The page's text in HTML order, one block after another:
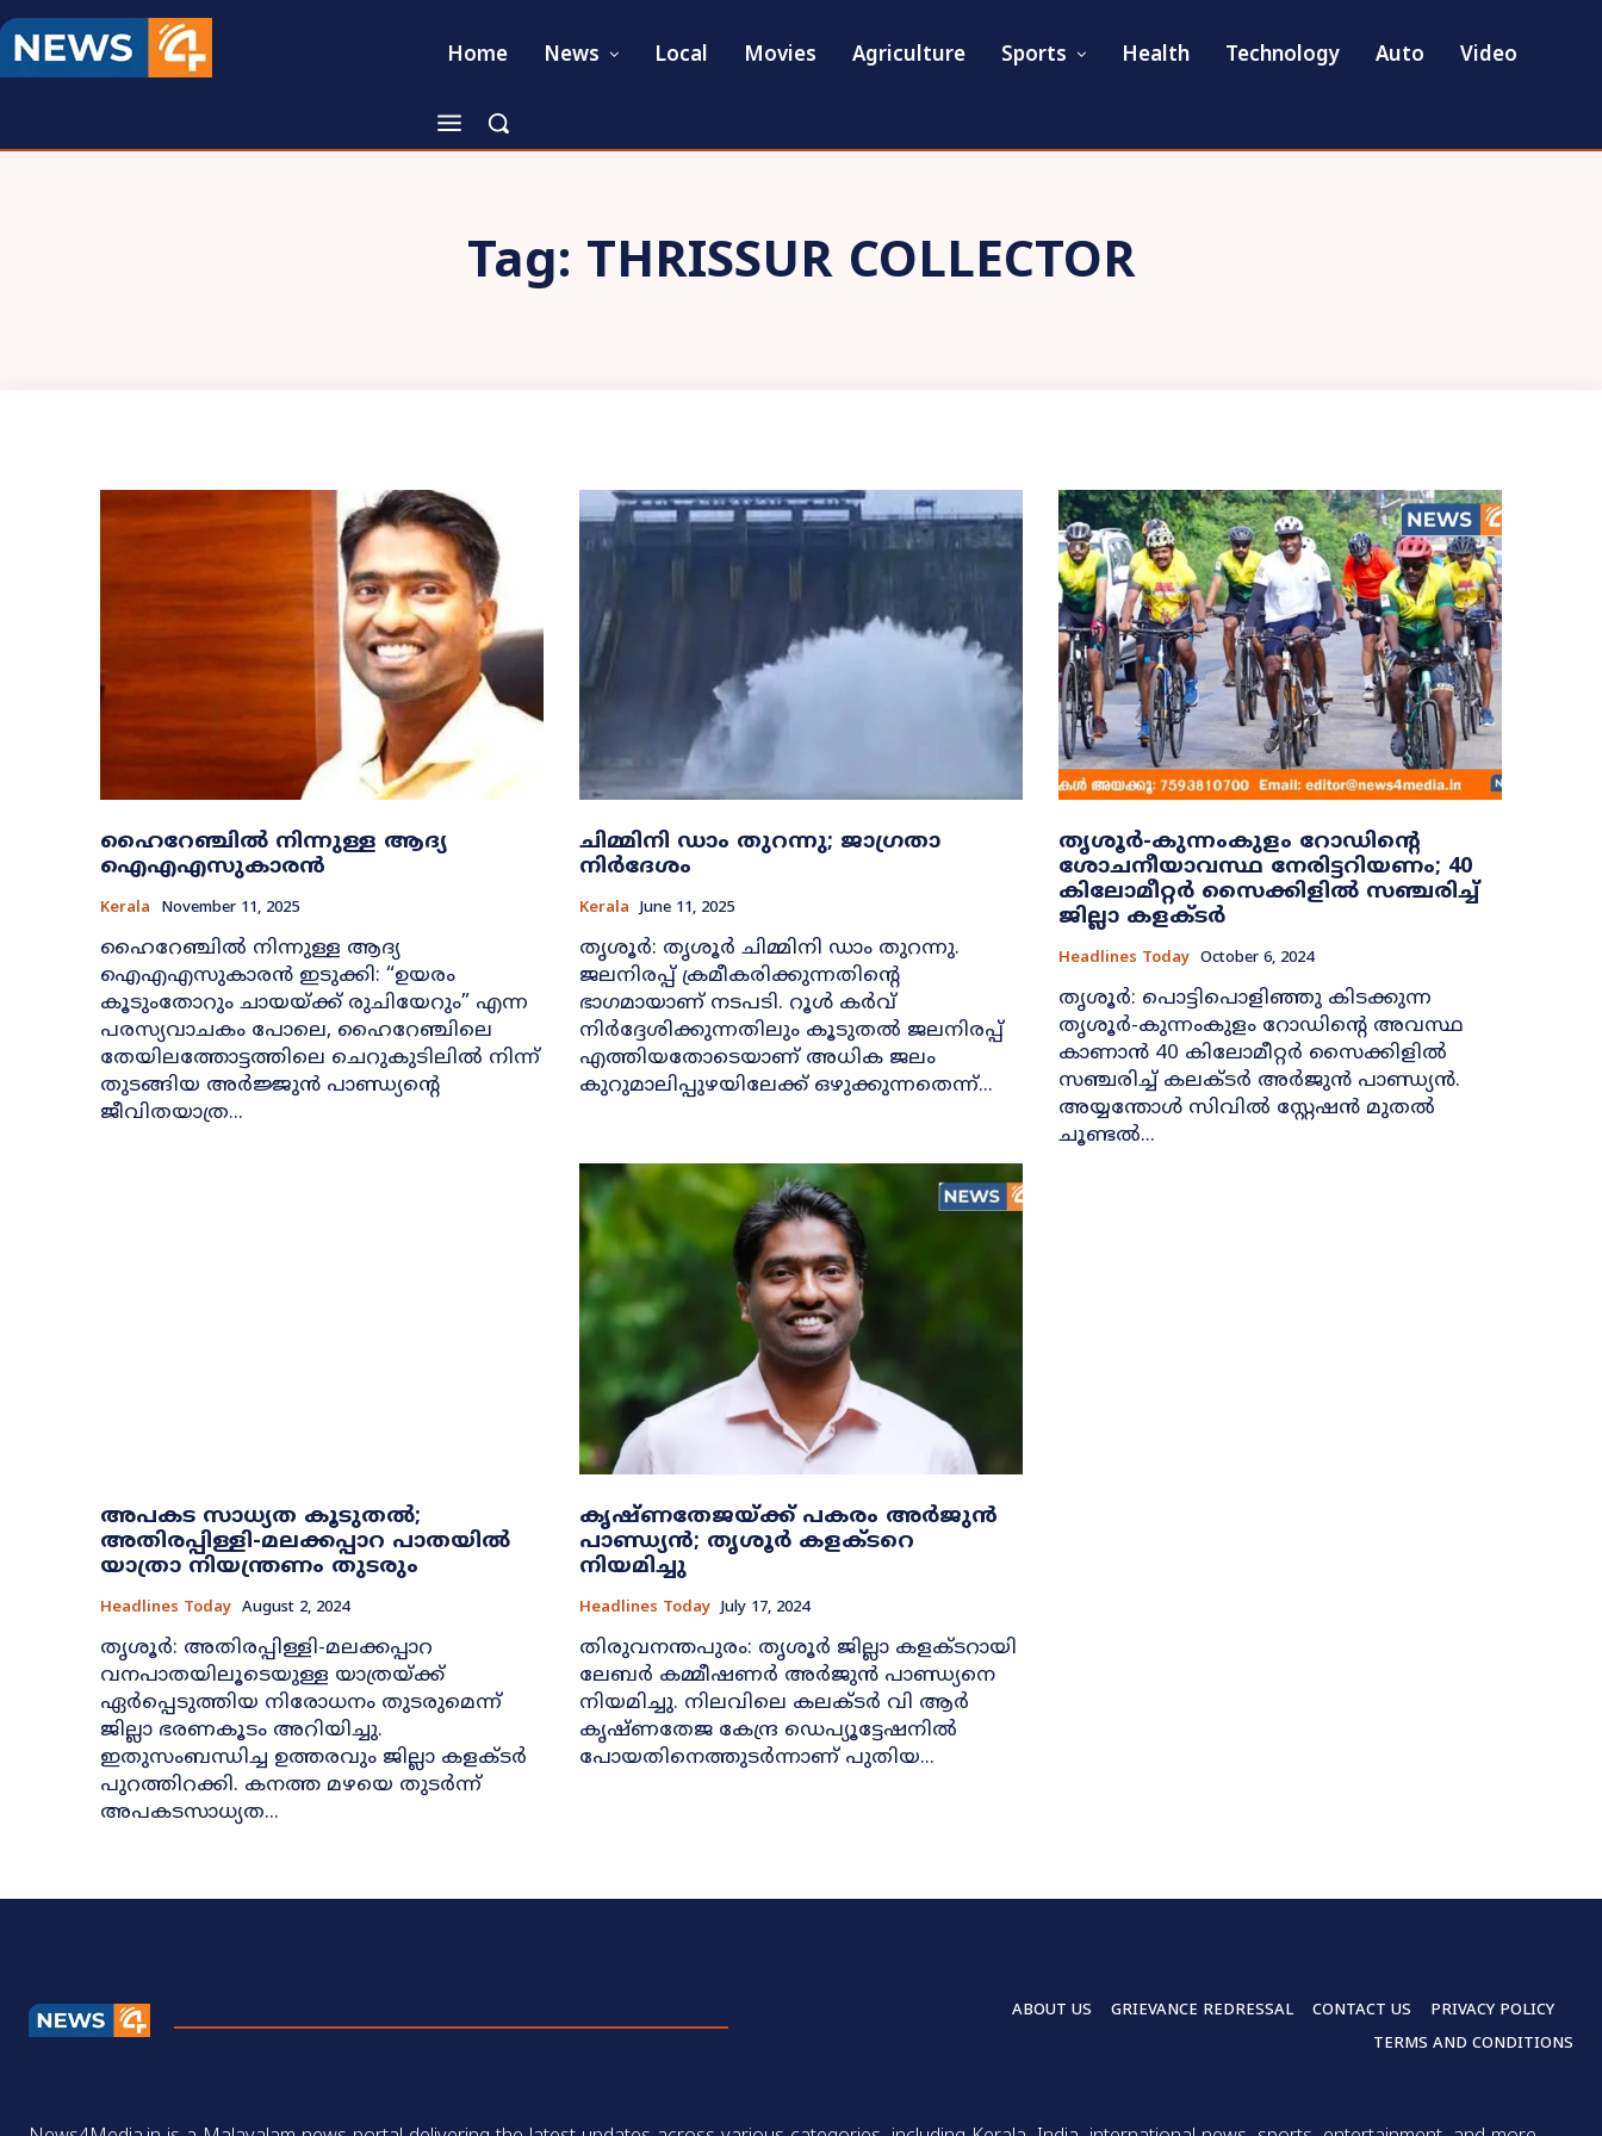
Home News Local Movies Agriculture Sports Health Technology Auto Video
Tag: THRISSUR COLLECTOR
ഹൈറേഞ്ചിൽ നിന്നുള്ള ആദ്യ
ഐഎഎസുകാരൻ
Kerala November 11, 2025
ഹൈറേഞ്ചിൽ നിന്നുള്ള ആദ്യ
ഐഎഎസുകാരൻ ഇടുക്കി: “ഉയരം
കൂടുംതോറും ചായയ്ക്ക് രുചിയേറും” എന്ന
പരസ്യവാചകം പോലെ, ഹൈറേഞ്ചിലെ
തേയിലത്തോട്ടത്തിലെ ചെറുകുടിലിൽ നിന്ന്
തുടങ്ങിയ അർജ്ജുൻ പാണ്ഡ്യന്റെ
ജീവിതയാത്ര...
ചിമ്മിനി ഡാം തുറന്നു; ജാഗ്രതാ
നിര്‍ദേശം
Kerala June 11, 2025
തൃശൂര്‍: തൃശൂര്‍ ചിമ്മിനി ഡാം തുറന്നു.
ജലനിരപ്പ് ക്രമീകരിക്കുന്നതിന്റെ
ഭാഗമായാണ് നടപടി. റൂള്‍ കര്‍വ്
നിര്‍ദ്ദേശിക്കുന്നതിലും കൂടുതല്‍ ജലനിരപ്പ്
എത്തിയതോടെയാണ് അധിക ജലം
കുറുമാലിപ്പുഴയിലേക്ക് ഒഴുക്കുന്നതെന്ന്...
തൃശൂർ-കുന്നംകുളം റോഡിന്‍റെ
ശോചനീയാവസ്ഥ നേരിട്ടറിയണം; 40
കിലോമീറ്റർ സൈക്കിളിൽ സഞ്ചരിച്ച്
ജില്ലാ കളക്ടർ
Headlines Today October 6, 2024
തൃശൂർ: പൊട്ടിപൊളിഞ്ഞു കിടക്കുന്ന
തൃശൂർ-കുന്നംകുളം റോഡിന്‍റെ അവസ്ഥ
കാണാൻ 40 കിലോമീറ്റർ സൈക്കിളിൽ
സഞ്ചരിച്ച് കലക്ടർ അർജുൻ പാണ്ഡ്യൻ.
അയ്യന്തോൾ സിവിൽ സ്റ്റേഷൻ മുതൽ
ചൂണ്ടൽ...
അപകട സാധ്യത കൂടുതൽ;
അതിരപ്പിള്ളി-മലക്കപ്പാറ പാതയിൽ
യാത്രാ നിയന്ത്രണം തുടരും
Headlines Today August 2, 2024
തൃശൂര്‍: അതിരപ്പിള്ളി-മലക്കപ്പാറ
വനപാതയിലൂടെയുള്ള യാത്രയ്ക്ക്
ഏര്‍പ്പെടുത്തിയ നിരോധനം തുടരുമെന്ന്
ജില്ലാ ഭരണകൂടം അറിയിച്ചു.
ഇതുസംബന്ധിച്ച ഉത്തരവും ജില്ലാ കളക്ടര്‍
പുറത്തിറക്കി. കനത്ത മഴയെ തുടര്‍ന്ന്
അപകടസാധ്യത...
കൃഷ്ണതേജയ്ക്ക് പകരം അര്‍ജുന്‍
പാണ്ഡ്യന്‍; തൃശൂര്‍ കളക്ടറെ
നിയമിച്ചു
Headlines Today July 17, 2024
തിരുവനന്തപുരം: തൃശൂര്‍ ജില്ലാ കളക്ടറായി
ലേബര്‍ കമ്മീഷണര്‍ അര്‍ജുന്‍ പാണ്ഡ്യനെ
നിയമിച്ചു. നിലവിലെ കലക്ടര്‍ വി ആര്‍
കൃഷ്ണതേജ കേന്ദ്ര ഡെപ്യൂട്ടേഷനില്‍
പോയതിനെത്തുടര്‍ന്നാണ് പുതിയ...
ABOUT US GRIEVANCE REDRESSAL CONTACT US
PRIVACY POLICY
TERMS AND CONDITIONS